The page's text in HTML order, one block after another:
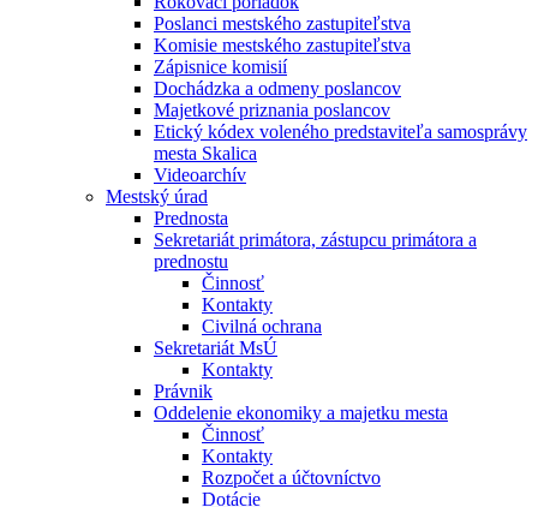
Poslanci mestského zastupiteľstva
Komisie mestského zastupiteľstva
Zápisnice komisií
Dochádzka a odmeny poslancov
Majetkové priznania poslancov
Etický kódex voleného predstaviteľa samosprávy
mesta Skalica
Videoarchív
Mestský úrad
Prednosta
Sekretariát primátora, zástupcu primátora a
prednostu
Činnosť
Kontakty
Civilná ochrana
Sekretariát MsÚ
Kontakty
Právnik
Oddelenie ekonomiky a majetku mesta
Činnosť
Kontakty
Rozpočet a účtovníctvo
Dotácie